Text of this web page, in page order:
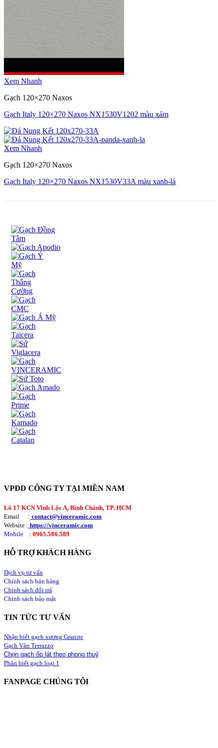
Xem Nhanh
Gạch 120×270 Naxos
Gạch Italy 120×270 Naxos NX1530V1202 màu xám
Xem Nhanh
Gạch 120×270 Naxos
Gạch Italy 120×270 Naxos NX1530V33A màu xanh-lá
VPĐD CÔNG TY TẠI MIỀN NAM
Lô 17 KCN Vĩnh Lộc A, Bình Chánh, TP. HCM
Email : contact@vinceramic.com
Website : https://vinceramic.com
Mobile : 0965.586.589
HỖ TRỢ KHÁCH HÀNG
Dịch vụ tư vấn
Chính sách bán hàng
Chính sách đổi trả
Chính sách bảo mật
TIN TỨC TƯ VẤN
Nhận biết gạch xương Granite
Gạch Vân Terrazzo
Chọn gạch ốp lát theo phong thuỷ
Phân biết gạch loại 1
FANPAGE CHÚNG TÔI